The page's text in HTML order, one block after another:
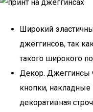
Широкий
джеггинсов, так
такого широкого
Декор. Джеггинсы
кнопки,
декоративная